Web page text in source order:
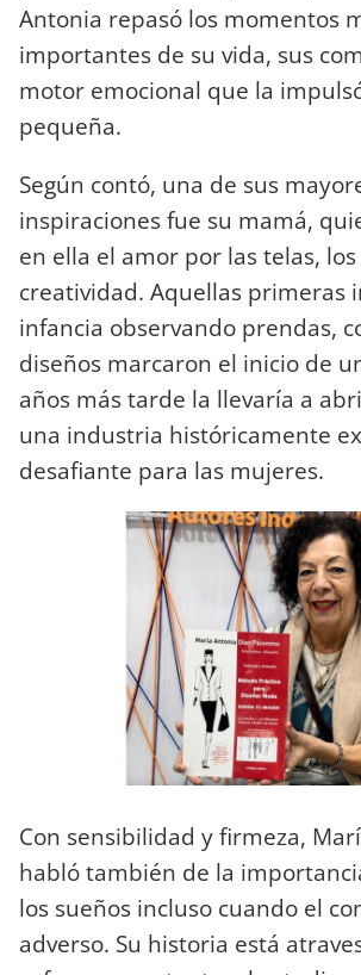
Antonia repasó los momentos
importantes de su vida, sus
motor emocional que la
pequeña.
Según contó, una de sus
inspiraciones fue su mamá,
en ella el amor por las telas,
creatividad. Aquellas primeras
infancia observando prendas,
diseños marcaron el inicio de
años más tarde la llevaría a
una industria históricamente
desafiante para las mujeres.
Con sensibilidad y firmeza,
habló también de la
los sueños incluso cuando el
adverso. Su historia está